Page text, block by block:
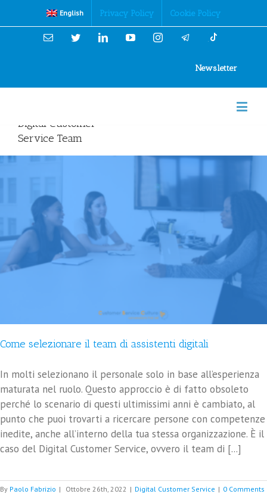
English Privacy Policy Cookie Policy
Email TwitterLinkedinYouTubeInstagram
Newsletter
Digital Customer
Service Team
Come selezionare il team di assistenti digitali
In molti selezionano il personale solo in base all’esperienza
maturata nel ruolo. Questo approccio è di fatto obsoleto
perché lo scenario di questi ultimissimi anni è cambiato, al
punto che puoi trovarti a ricercare persone con competenze
inedite, anche all’interno della tua stessa organizzazione. È il
caso del Digital Customer Service, ovvero il team di [...]
By Paolo Fabrizio | Ottobre 26th, 2022 | Digital Customer Service | 0 Comments
Cookies Policy